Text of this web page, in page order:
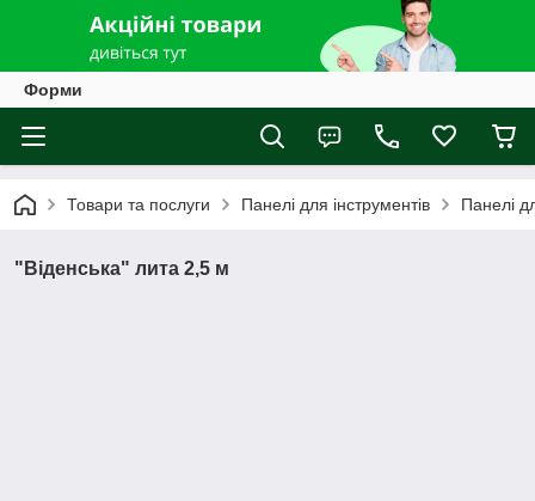
Форми
Товари та послуги Панелі для інструментів Панелі
"Віденська" лита 2,5 м